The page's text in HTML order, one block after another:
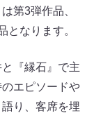
第3弾作品、
となります。
『縁石』で主
エピソードや
り、客席を埋